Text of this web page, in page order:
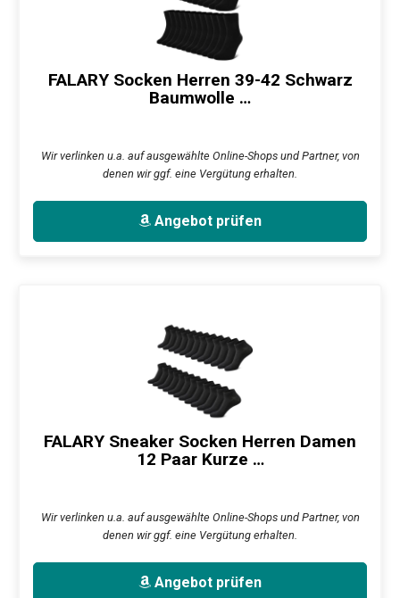
FALARY Socken Herren 39-42 Schwarz
Baumwolle …
Wir verlinken u.a. auf ausgewählte Online-Shops und Partner, von
denen wir ggf. eine Vergütung erhalten.
Angebot prüfen
FALARY Sneaker Socken Herren Damen
12 Paar Kurze …
Wir verlinken u.a. auf ausgewählte Online-Shops und Partner, von
denen wir ggf. eine Vergütung erhalten.
Angebot prüfen